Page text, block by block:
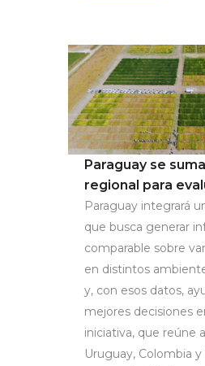
Paraguay se
regional para
Paraguay integrará
que busca generar
comparable sobre
en distintos
y, con esos datos,
mejores decisiones
iniciativa, que reúne
Uruguay, Colombia